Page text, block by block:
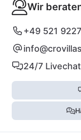
Wir
+49 521
24/7 Livechat